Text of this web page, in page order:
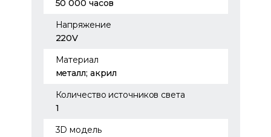
50 000 часов
Напряжение
220V
Материал
металл; акрил
Количество источников света
1
3D модель